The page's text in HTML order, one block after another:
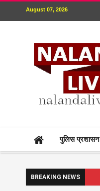
August 07, 2026
पुलिस प्रशासन
BREAKING NEWS